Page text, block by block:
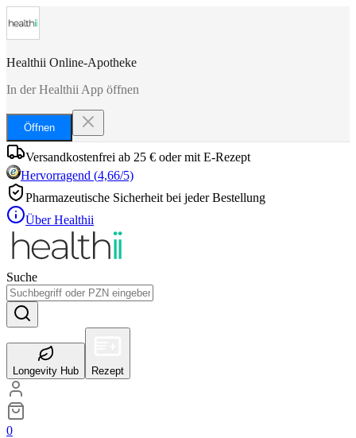
Healthii Online-Apotheke
In der Healthii App öffnen
Öffnen
Versandkostenfrei ab 25 € oder mit E-Rezept
Hervorragend (4,66/5)
Pharmazeutische Sicherheit bei jeder Bestellung
Über Healthii
Suche
Longevity Hub Rezept
0